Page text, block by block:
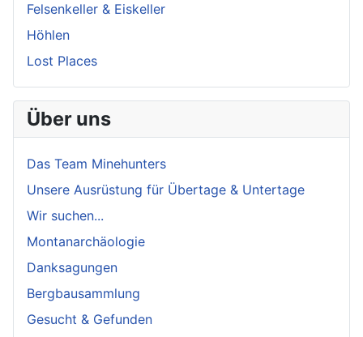
Felsenkeller & Eiskeller
Höhlen
Lost Places
Über uns
Das Team Minehunters
Unsere Ausrüstung für Übertage & Untertage
Wir suchen...
Montanarchäologie
Danksagungen
Bergbausammlung
Gesucht & Gefunden